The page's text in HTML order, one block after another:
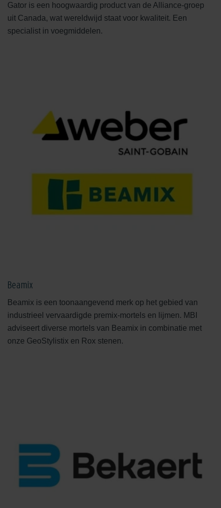
Gator is een hoogwaardig product van de Alliance-groep
uit Canada, wat wereldwijd staat voor kwaliteit. Een
specialist in voegmiddelen.
Beamix
Beamix is een toonaangevend merk op het gebied van
industrieel vervaardigde premix-mortels en lijmen. MBI
adviseert diverse mortels van Beamix in combinatie met
onze GeoStylistix en Rox stenen.